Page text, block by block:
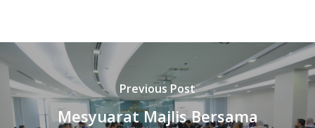
Previous Post
Mesyuarat Majlis Bersama